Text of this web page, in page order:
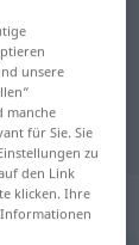
für
unsere
manche
für Sie. Sie
zu
den Link
klicken. Ihre